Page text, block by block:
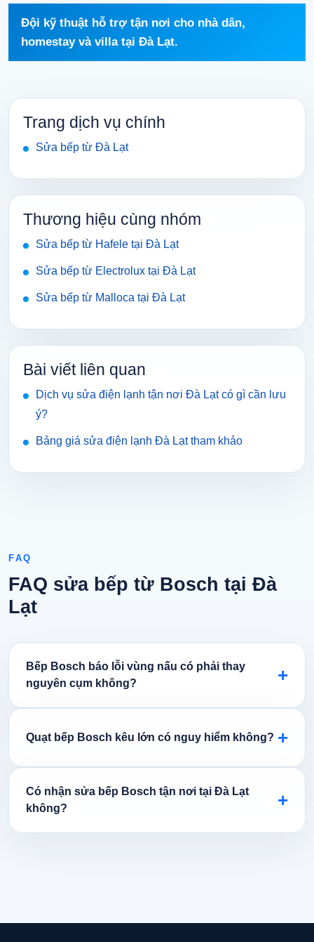
Đội kỹ thuật hỗ trợ tận nơi cho nhà dân,
homestay và villa tại Đà Lạt.
Trang dịch vụ chính
Sửa bếp từ Đà Lạt
Thương hiệu cùng nhóm
Sửa bếp từ Hafele tại Đà Lạt
Sửa bếp từ Electrolux tại Đà Lạt
Sửa bếp từ Malloca tại Đà Lạt
Bài viết liên quan
Dịch vụ sửa điện lạnh tận nơi Đà Lạt có gì cần lưu
ý?
Bảng giá sửa điện lạnh Đà Lạt tham khảo
FAQ
FAQ sửa bếp từ Bosch tại Đà
Lạt
Bếp Bosch báo lỗi vùng nấu có phải thay
nguyên cụm không?
+
Quạt bếp Bosch kêu lớn có nguy hiểm không? +
Có nhận sửa bếp Bosch tận nơi tại Đà Lạt
không?
+